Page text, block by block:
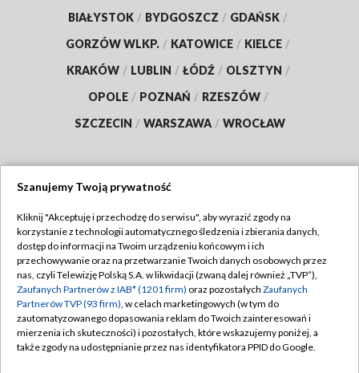
BIAŁYSTOK / BYDGOSZCZ / GDAŃSK /
GORZÓW WLKP. / KATOWICE / KIELCE /
KRAKÓW / LUBLIN / ŁÓDŹ / OLSZTYN /
OPOLE / POZNAŃ / RZESZÓW /
SZCZECIN / WARSZAWA / WROCŁAW
TVP
Abonament TVP
Emisja w TVP
Centrum informacji TVP
Naziemna Telewizja Cyfrowa
Regulamin TVP
Polityka prywatności
Moje zgody
Pomoc
Szanujemy Twoją prywatność
Kliknij "Akceptuję i przechodzę do serwisu", aby wyrazić zgody na
korzystanie z technologii automatycznego śledzenia i zbierania danych,
dostęp do informacji na Twoim urządzeniu końcowym i ich
przechowywanie oraz na przetwarzanie Twoich danych osobowych przez
nas, czyli Telewizję Polską S.A. w likwidacji (zwaną dalej również „TVP”),
Zaufanych Partnerów z IAB* (1201 firm) oraz pozostałych Zaufanych
Partnerów TVP (93 firm), w celach marketingowych (w tym do
zautomatyzowanego dopasowania reklam do Twoich zainteresowań i
mierzenia ich skuteczności) i pozostałych, które wskazujemy poniżej, a
także zgody na udostępnianie przez nas identyfikatora PPID do Google.